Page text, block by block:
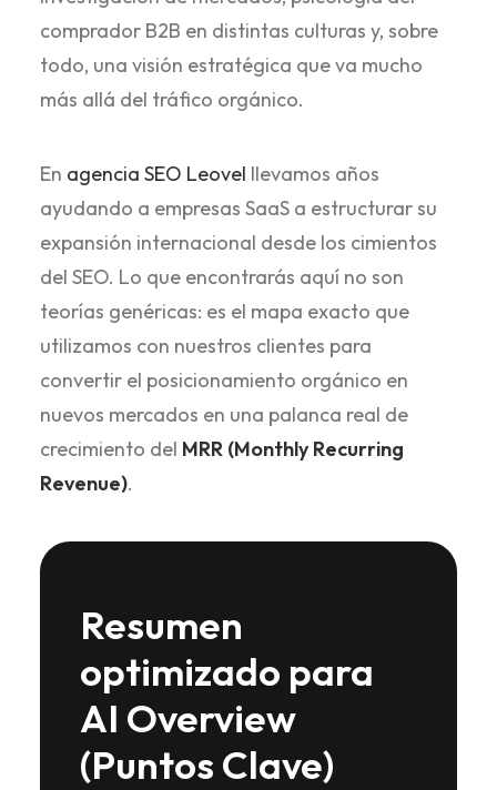
comprador B2B en distintas culturas y, sobre
todo, una visión estratégica que va mucho
más allá del tráfico orgánico.
En agencia SEO Leovel llevamos años
ayudando a empresas SaaS a estructurar su
expansión internacional desde los cimientos
del SEO. Lo que encontrarás aquí no son
teorías genéricas: es el mapa exacto que
utilizamos con nuestros clientes para
convertir el posicionamiento orgánico en
nuevos mercados en una palanca real de
crecimiento del MRR (Monthly Recurring
Revenue).
Resumen
optimizado para
AI Overview
(Puntos Clave)